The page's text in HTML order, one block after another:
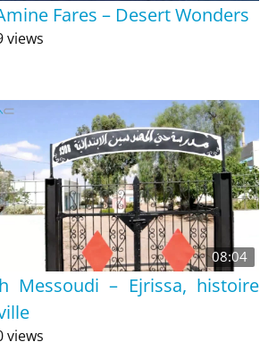
Fares – Desert Wonders
views
08:04
Messoudi – Ejrissa, histoire
views